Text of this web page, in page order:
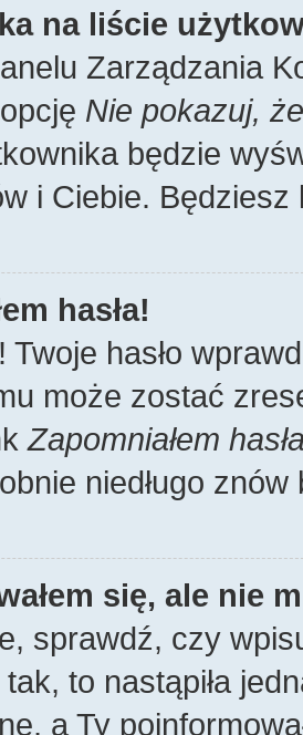
na liście
Zarządzania
Nie pokazuj,
będzie
i Ciebie.
hasła!
Twoje hasło
może zostać
Zapomniałem
niedługo
się, ale nie
sprawdź, czy
tak, to nastąpiła
a Ty